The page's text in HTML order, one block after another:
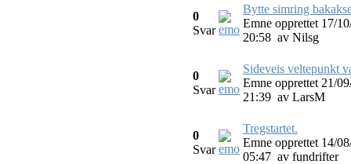
0
Svar
Bytte simring
Emne opprettet 17/
20:58 av Nilsg
0
Svar
Sideveis veltepunkt
Emne opprettet 21/
21:39 av LarsM
0
Svar
Tregstartet.
Emne opprettet 14/
05:47 av fundrifter